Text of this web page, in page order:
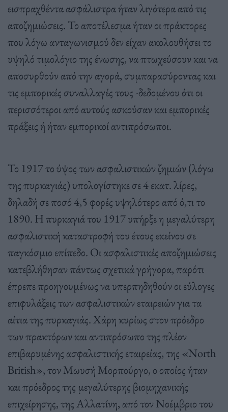
εισπραχθέντα ασφάλιστρα ήταν λιγότερα από τις
αποζημιώσεις. Το αποτέλεσμα ήταν οι πράκτορες
που λόγω ανταγωνισμού δεν είχαν ακολουθήσει το
υψηλό τιμολόγιο της ένωσης, να πτωχεύσουν και να
αποσυρθούν από την αγορά, συμπαρασύροντας και
τις εμπορικές συναλλαγές τους -δεδομένου ότι οι
περισσότεροι από αυτούς ασκούσαν και εμπορικές
πράξεις ή ήταν εμπορικοί αντιπρόσωποι.
Το 1917 το ύψος των ασφαλιστικών ζημιών (λόγω
της πυρκαγιάς) υπολογίστηκε σε 4 εκατ. λίρες,
δηλαδή σε ποσό 4,5 φορές υψηλότερο από ό,τι το
1890. Η πυρκαγιά του 1917 υπήρξε η μεγαλύτερη
ασφαλιστική καταστροφή του έτους εκείνου σε
παγκόσμιο επίπεδο. Οι ασφαλιστικές αποζημιώσεις
κατεβλήθησαν πάντως σχετικά γρήγορα, παρότι
έπρεπε προηγουμένως να υπερπηδηθούν οι εύλογες
επιφυλάξεις των ασφαλιστικών εταιρειών για τα
αίτια της πυρκαγιάς. Χάρη κυρίως στον πρόεδρο
των πρακτόρων και αντιπρόσωπο της πλέον
επιβαρυμένης ασφαλιστικής εταιρείας, της «North
British», τον Μωυσή Μορπούργο, ο οποίος ήταν
και πρόεδρος της μεγαλύτερης βιομηχανικής
επιχείρησης, της Αλλατίνη, από τον Νοέμβριο του